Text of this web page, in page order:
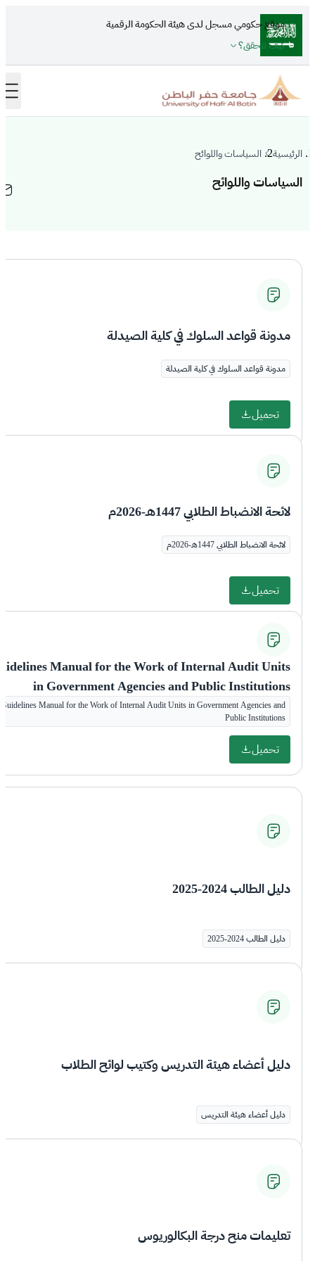
تجاوز إلى المحتوى الرئيسي
موقع حكومي مسجل لدى هيئة الحكومة الرقمية
كيف تتحقق؟
الرئيسية السياسات واللوائح
السياسات واللوائح
مدونة قواعد السلوك في كلية الصيدلة
مدونة قواعد السلوك في كلية الصيدلة
تحميل
لائحة الانضباط الطلابي 1447هـ-2026م
لائحة الانضباط الطلابي 1447هـ-2026م
تحميل
Manual for the Work of Internal Audit Units
in Government Agencies and Public Institutions
Guidelines Manual for the Work of Internal Audit Units in Government Agencies and
Public Institutions
تحميل
دليل الطالب 2024-2025
دليل الطالب 2024-2025
دليل أعضاء هيئة التدريس وكتيب لوائح الطلاب
دليل أعضاء هيئة التدريس
تعليمات منح درجة البكالوريوس